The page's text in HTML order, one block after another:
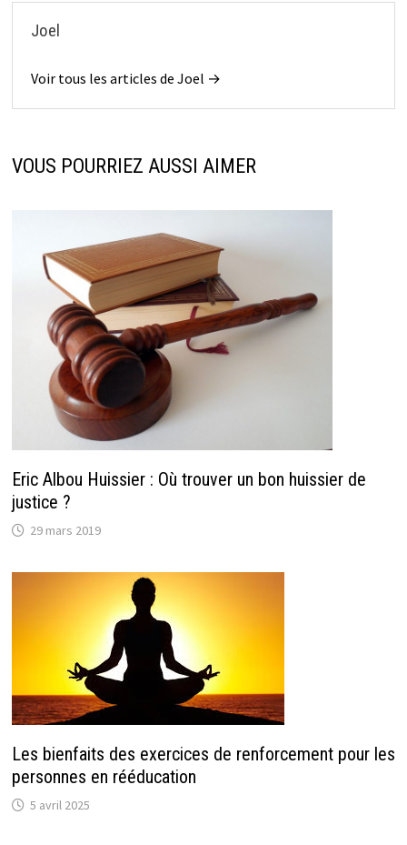
Joel
Voir tous les articles de Joel →
VOUS POURRIEZ AUSSI AIMER
Eric Albou Huissier : Où trouver un bon huissier de
justice ?
29 mars 2019
Les bienfaits des exercices de renforcement pour les
personnes en rééducation
5 avril 2025